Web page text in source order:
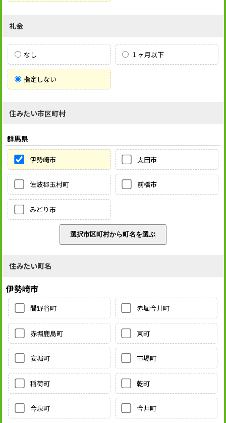
礼金
なし １ヶ月以下
指定しない
住みたい市区町村
群馬県
伊勢崎市 太田市
佐波郡玉村町 前橋市
みどり市
住みたい町名
伊勢崎市
間野谷町 赤堀今井町
赤堀鹿島町 東町
安堀町 市場町
稲荷町 乾町
今泉町 今井町